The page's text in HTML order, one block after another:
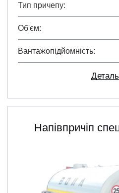
Тип причепу
Об'єм
Вантажопідйомність
Напівпричіп